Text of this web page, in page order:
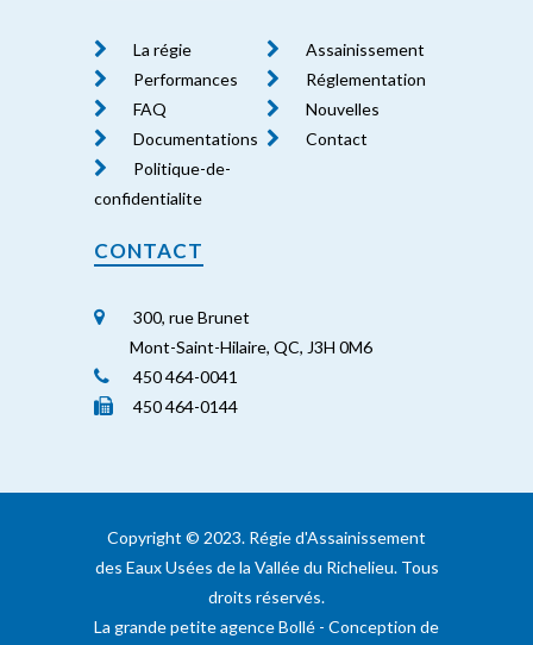
La régie
Assainissement
Performances
Réglementation
FAQ
Nouvelles
Documentations
Contact
Politique-de-
confidentialite
CONTACT
300, rue Brunet
Mont-Saint-Hilaire, QC, J3H 0M6
450 464-0041
450 464-0144
Copyright ©️ 2023. Régie d'Assainissement
des Eaux Usées de la Vallée du Richelieu. Tous
droits réservés.
La grande petite agence Bollé - Conception de